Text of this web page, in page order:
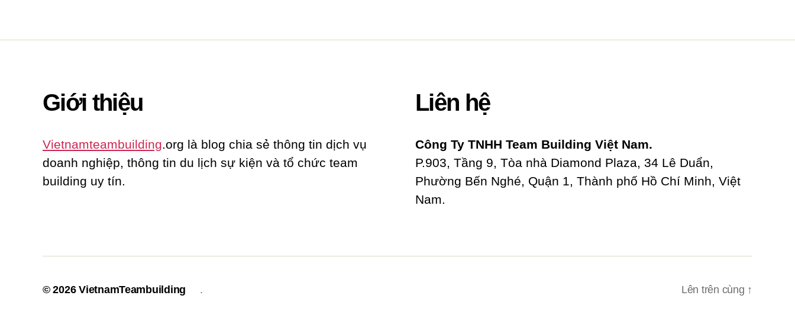
Giới thiệu
Vietnamteambuilding .org là blog chia sẻ thông tin dịch vụ
doanh nghiệp, thông tin du lịch sự kiện và tổ chức team
building uy tín.
Liên hệ
Công Ty TNHH Team Building Việt Nam.
P.903, Tầng 9, Tòa nhà Diamond Plaza, 34 Lê Duẩn,
Phường Bến Nghé, Quận 1, Thành phố Hồ Chí Minh, Việt
Nam.
© 2026VietnamTeambuilding . Lên trên cùng ↑